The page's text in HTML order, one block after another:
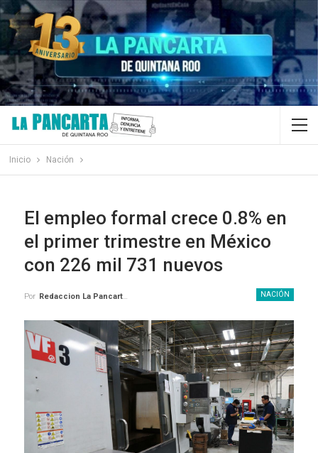
Inicio Nación
El empleo formal crece 0.8% en
el primer trimestre en México
con 226 mil 731 nuevos
NACIÓN
Por Redaccion La Pancarta De Quintana Roo